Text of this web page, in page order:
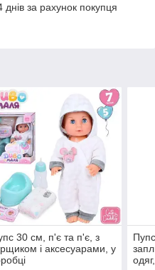
за рахунок покупця
30 см, п'є та п'є, з
і аксесуарами, у